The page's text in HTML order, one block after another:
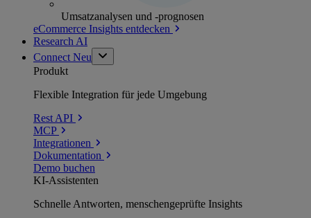
Umsatzanalysen und -prognosen
eCommerce Insights entdecken
Research AI
Connect Neu
Produkt
Flexible Integration für jede Umgebung
Rest API
MCP
Integrationen
Dokumentation
Demo buchen
KI-Assistenten
Schnelle Antworten, menschengeprüfte Insights